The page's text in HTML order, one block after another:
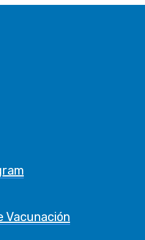
Vacunación